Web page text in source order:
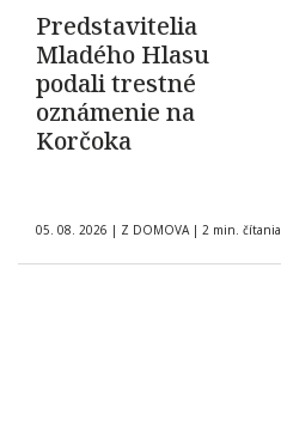
Predstavitelia
Mladého Hlasu
podali trestné
oznámenie na
Korčoka
05. 08. 2026 | Z DOMOVA | 2 min. čítania